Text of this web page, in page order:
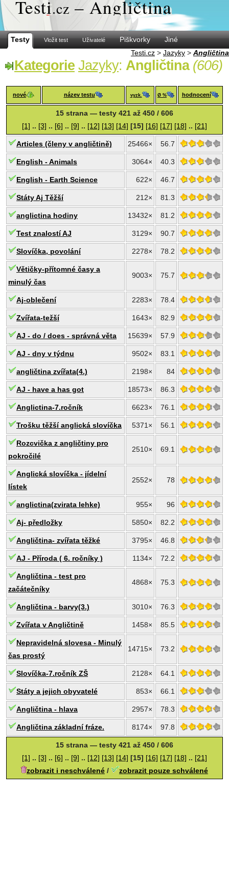
Testi.cz – Angličtina
Testy Vložit test Uživatelé Piškvorky
Jiné
Testi.cz > Jazyky > Angličtina
Kategorie Jazyky: Angličtina (606)
nové název testu vyzk. Ø % hodnocení
15 strana — testy 421 až 450 / 606
[1] .. [3] .. [6] .. [9] .. [12] [13] [14] [15] [16] [17] [18] .. [21]
Articles (členy v angličtině) 25466× 56.7
English - Animals 3064× 40.3
English - Earth Science 622× 46.7
Státy Aj Těžší 212× 81.3
anglictina hodiny 13432× 81.2
Test znalostí AJ 3129× 90.7
Slovíčka, povolání 2278× 78.2
Větičky-přítomné časy a
minulý čas
9003× 75.7
Aj-oblečení 2283× 78.4
Zvířata-težší 1643× 82.9
AJ - do / does - správná věta 15639× 57.9
AJ - dny v týdnu 9502× 83.1
angličtina zvířata(4.) 2198× 84
AJ - have a has got 18573× 86.3
Anglictina-7.ročník 6623× 76.1
Trošku těžší anglická slovíčka 5371× 56.1
Rozcvička z angličtiny pro
pokročilé
2510× 69.1
Anglická slovíčka - jídelní
lístek
2552× 78
anglictina(zvirata lehke) 955× 96
Aj- předložky 5850× 82.2
Angličtina- zvířata těžké 3795× 46.8
AJ - Příroda ( 6. ročníky ) 1134× 72.2
Angličtina - test pro
začátečníky
4868× 75.3
Angličtina - barvy(3.) 3010× 76.3
Zvířata v Angličtině 1458× 85.5
Nepravidelná slovesa - Minulý
čas prostý
14715× 73.2
Slovíčka-7.ročník ZŠ 2128× 64.1
Státy a jejich obyvatelé 853× 66.1
Angličtina - hlava 2957× 78.3
Angličtina základní fráze. 8174× 97.8
15 strana — testy 421 až 450 / 606
[1] .. [3] .. [6] .. [9] .. [12] [13] [14] [15] [16] [17] [18] .. [21]
zobrazit i neschválené / zobrazit pouze schválené